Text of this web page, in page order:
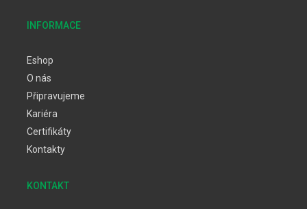
INFORMACE
Eshop
O nás
Připravujeme
Kariéra
Certifikáty
Kontakty
KONTAKT